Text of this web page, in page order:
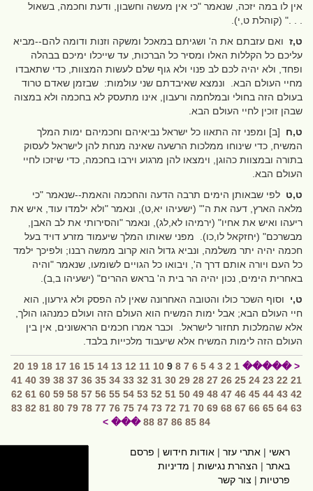
אין לו במה יזכה, שנאמר "כי אין מעשה וחשבון, ודעת וחכמה, בשאול
. . ." (קוהלת ט,י).
ט,ז ואם עזבתם את ה' ושגיתם במאכל ומשקה וזנות ודומה להם--מביא
עליכם כל הקללות האלו ומסיר כל הברכות, עד שייכלו ימיכם בבהלה
ופחד, ולא יהיה לכם לב פנוי ולא גוף שלם לעשות המצוות, כדי שתאבדו
מחיי העולם הבא. ונמצא שאיבדתם שני עולמות: שבזמן שאדם טרוד
בעולם הזה בחולי ובמלחמה ורעבון, אינו מתעסק לא בחכמה ולא במצוה
שבהן זוכין לחיי העולם הבא.
ט,ח [ב] ומפני זה התאוו כל ישראל נביאיהם וחכמיהם ימות המלך
המשיח, כדי שינוחו ממלכות הרשעה שאינה מנחת להן לישראל לעסוק
בתורה ובמצוות כהוגן, וימצאו להן מרגוע וירבו בחכמה, כדי שיזכו לחיי
העולם הבא.
ט,ט לפי שבאותן הימים תרבה הדעה והחכמה והאמת--שנאמר "כי
מלאה הארץ, דעה את ה'" (ישעיהו יא,ט), ונאמר "ולא ילמדו עוד, איש את
ריעהו ואיש את אחיו" (ירמיהו לא,לג), ונאמר "והסירותי את לב האבן,
מבשרכם" (יחזקאל לו,כו). מפני שאותו המלך שיעמוד מזרע דויד בעל
חכמה יהיה יתר משלמה, ונביא גדול הוא קרוב ממשה רבנו; ולפיכך ילמד
כל העם ויורה אותם דרך ה', ויבואו כל הגויים לשומעו, שנאמר "והיה
באחרית הימים, נכון יהיה הר בית ה' בראש ההרים" (ישעיהו ב,ב).
ט,י וסוף השכר כולו והטובה האחרונה שאין לה הפסק ולא גירעון, הוא
חיי העולם הבא; אבל ימות המשיח הוא העולם הזה ועולם כמנהגו הולך,
אלא שהמלכות תחזור לישראל. וכבר אמרו חכמים הראשונים, אין בין
העולם הזה לימות המשיח אלא שיעבוד מלכייות בלבד.
< �����
1
2
3
4
5
6
7
8
9
10
11
12
13
14
15
16
17
18
19
20
21
22
23
24
25
26
27
28
29
30
31
32
33
34
35
36
37
38
39
40
41
42
43
44
45
46
47
48
49
50
51
52
53
54
55
56
57
58
59
60
61
62
63
64
65
66
67
68
69
70
71
72
73
74
75
76
77
78
79
80
81
82
83
84
85
86
87
88
��� >
ראשי | אתרי עזר | אודות חידוש | פרסם
באתר | הצהרת נגישות | מדיניות
פרטיות | צור קשר